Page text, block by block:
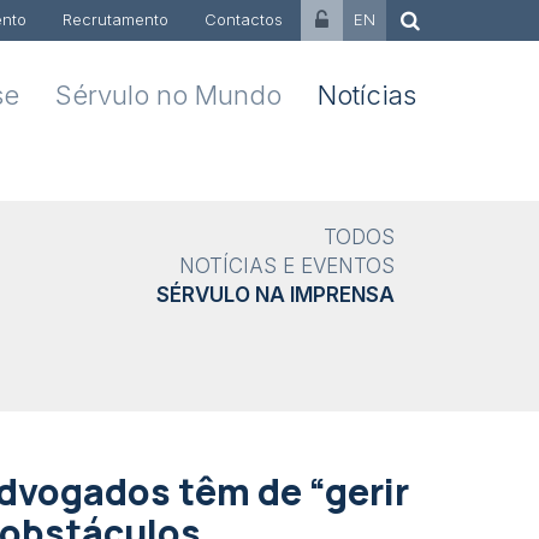
Recrutamento Contactos EN
Sérvulo no Mundo Notícias
TODOS
NOTÍCIAS E EVENTOS
SÉRVULO NA IMPRENSA
têm de “gerir